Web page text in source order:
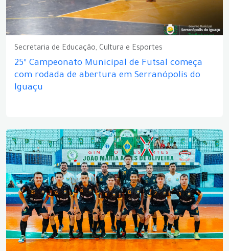
Secretaria de Educação, Cultura e Esportes
25º Campeonato Municipal de Futsal começa
com rodada de abertura em Serranópolis do
Iguaçu